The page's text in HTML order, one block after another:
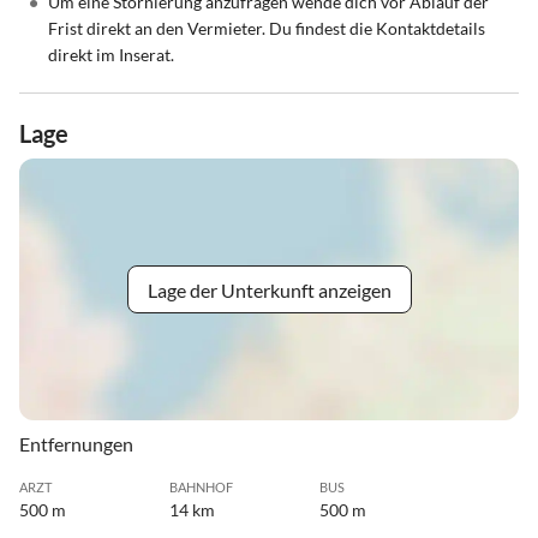
Frist direkt an den Vermieter. Du findest die Kontaktdetails
direkt im Inserat.
Lage
Lage der Unterkunft anzeigen
Entfernungen
ARZT
500 m
BAHNHOF
14 km
BUS
500 m